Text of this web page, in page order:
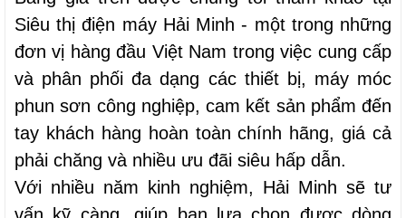
Siêu thị điện máy Hải Minh - một trong những
đơn vị hàng đầu Việt Nam trong việc cung cấp
và phân phối đa dạng các thiết bị, máy móc
phun sơn công nghiệp, cam kết sản phẩm đến
tay khách hàng hoàn toàn chính hãng, giá cả
phải chăng và nhiều ưu đãi siêu hấp dẫn.
Với nhiều năm kinh nghiệm, Hải Minh sẽ tư